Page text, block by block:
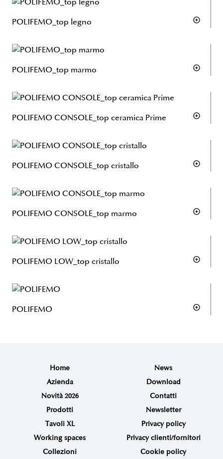
POLIFEMO_top legno
POLIFEMO_top marmo
POLIFEMO CONSOLE_top ceramica Prime
POLIFEMO CONSOLE_top cristallo
POLIFEMO CONSOLE_top marmo
POLIFEMO LOW_top cristallo
POLIFEMO
Home
Azienda
Novità 2026
Prodotti
Tavoli XL
Working spaces
Collezioni
News
Download
Contatti
Newsletter
Privacy policy
Privacy clienti/fornitori
Cookie policy